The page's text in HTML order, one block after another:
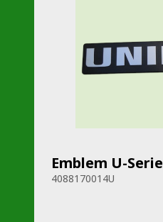
Emblem U-Serie
4088170014U